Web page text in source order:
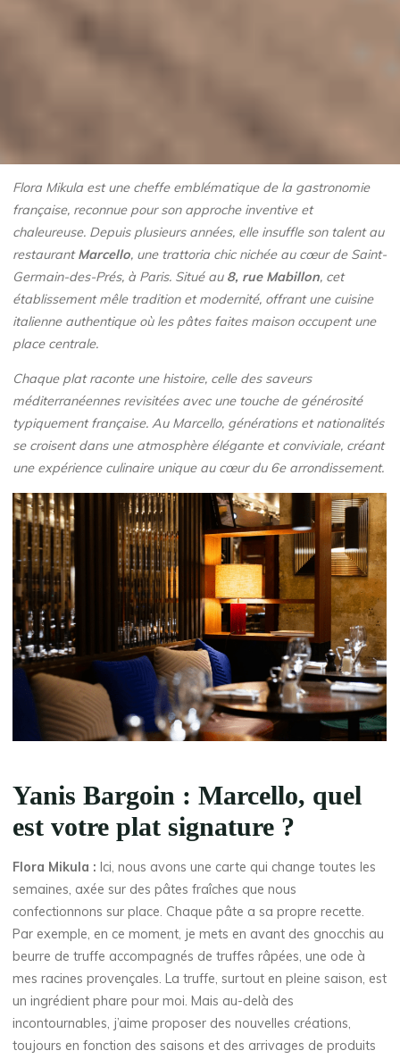
Flora Mikula est une cheffe emblématique de la gastronomie
française, reconnue pour son approche inventive et
chaleureuse. Depuis plusieurs années, elle insuffle son talent au
restaurantMarcello, une trattoria chic nichée au cœur de Saint-
Germain-des-Prés, à Paris. Situé au 8, rue Mabillon, cet
établissement mêle tradition et modernité, offrant une cuisine
italienne authentique où les pâtes faites maison occupent une
place centrale.
Chaque plat raconte une histoire, celle des saveurs
méditerranéennes revisitées avec une touche de générosité
typiquement française. Au Marcello, générations et nationalités
se croisent dans une atmosphère élégante et conviviale, créant
une expérience culinaire unique au cœur du 6e arrondissement.
Yanis Bargoin : Marcello, quel
est votre plat signature ?
Flora Mikula : Ici, nous avons une carte qui change toutes les
semaines, axée sur des pâtes fraîches que nous
confectionnons sur place. Chaque pâte a sa propre recette.
Par exemple, en ce moment, je mets en avant des gnocchis au
beurre de truffe accompagnés de truffes râpées, une ode à
mes racines provençales. La truffe, surtout en pleine saison, est
un ingrédient phare pour moi. Mais au-delà des
incontournables, j’aime proposer des nouvelles créations,
toujours en fonction des saisons et des arrivages de produits